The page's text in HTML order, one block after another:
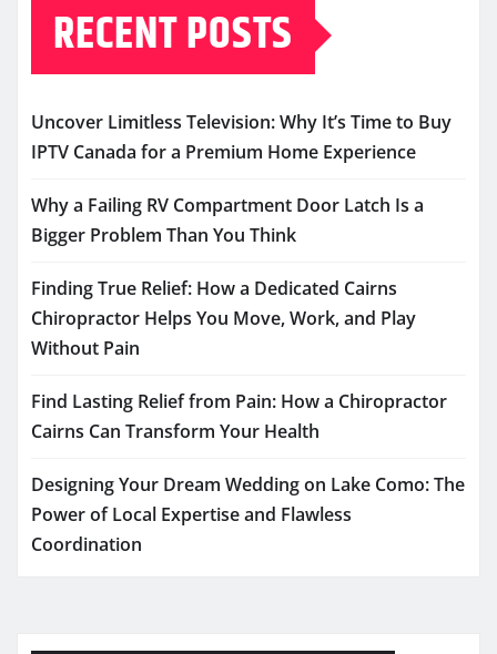
RECENT POSTS
Uncover Limitless Television: Why It’s Time to Buy
IPTV Canada for a Premium Home Experience
Why a Failing RV Compartment Door Latch Is a
Bigger Problem Than You Think
Finding True Relief: How a Dedicated Cairns
Chiropractor Helps You Move, Work, and Play
Without Pain
Find Lasting Relief from Pain: How a Chiropractor
Cairns Can Transform Your Health
Designing Your Dream Wedding on Lake Como: The
Power of Local Expertise and Flawless
Coordination